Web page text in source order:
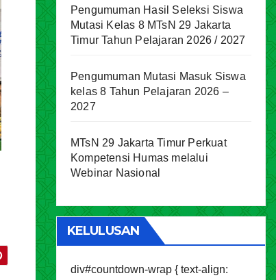
Pengumuman Hasil Seleksi Siswa
Mutasi Kelas 8 MTsN 29 Jakarta
Timur Tahun Pelajaran 2026 / 2027
Pengumuman Mutasi Masuk Siswa
kelas 8 Tahun Pelajaran 2026 –
2027
MTsN 29 Jakarta Timur Perkuat
Kompetensi Humas melalui
Webinar Nasional
KELULUSAN
div#countdown-wrap { text-align: